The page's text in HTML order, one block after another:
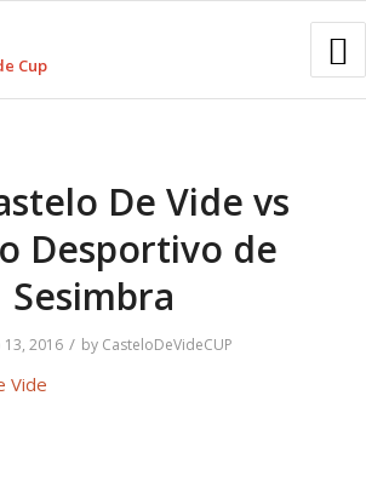
De Vide vs
Desportivo de
Sesimbra
2016 / by CasteloDeVideCUP